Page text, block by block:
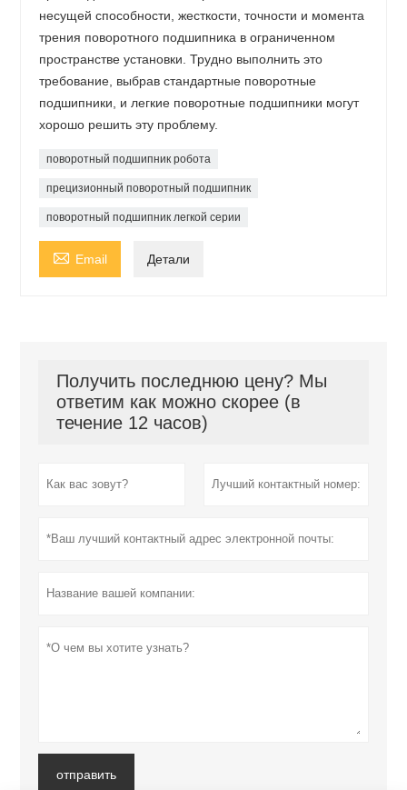
несущей способности, жесткости, точности и момента
трения поворотного подшипника в ограниченном
пространстве установки. Трудно выполнить это
требование, выбрав стандартные поворотные
подшипники, и легкие поворотные подшипники могут
хорошо решить эту проблему.
поворотный подшипник робота
прецизионный поворотный подшипник
поворотный подшипник легкой серии
 Email Детали
Получить последнюю цену? Мы
ответим как можно скорее (в
течение 12 часов)
отправить